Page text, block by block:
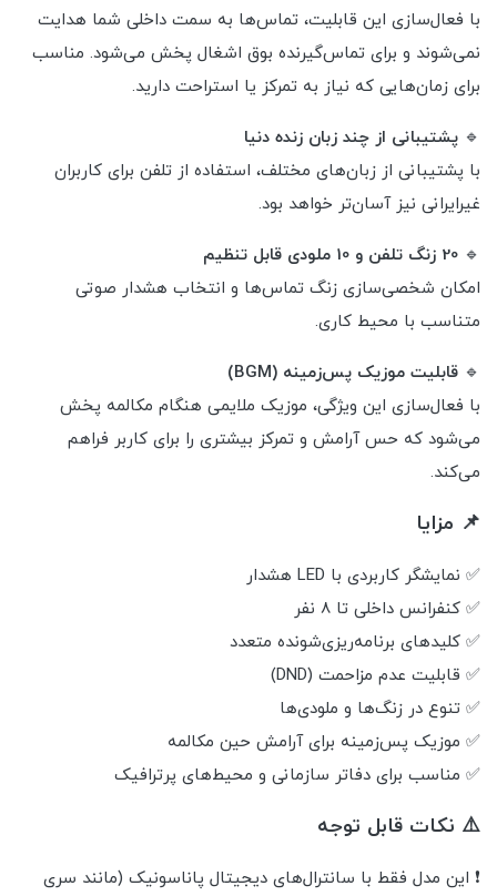
با فعال‌سازی این قابلیت، تماس‌ها به سمت داخلی شما هدایت
نمی‌شوند و برای تماس‌گیرنده بوق اشغال پخش می‌شود. مناسب
برای زمان‌هایی که نیاز به تمرکز یا استراحت دارید.
🔹 پشتیبانی از چند زبان زنده دنیا
با پشتیبانی از زبان‌های مختلف، استفاده از تلفن برای کاربران
غیرایرانی نیز آسان‌تر خواهد بود.
🔹
امکان شخصی‌سازی زنگ تماس‌ها و انتخاب هشدار صوتی
متناسب با محیط کاری.
🔹 قابلیت موزیک پس‌زمینه (BGM)
با فعال‌سازی این ویژگی، موزیک ملایمی هنگام مکالمه پخش
می‌شود که حس آرامش و تمرکز بیشتری را برای کاربر فراهم
می‌کند.
📌 مزایا
✅ نمایشگر کاربردی با LED هشدار
✅ کنفرانس داخلی تا 8 نفر
✅ کلیدهای برنامه‌ریزی‌شونده متعدد
✅ قابلیت عدم مزاحمت (DND)
✅ تنوع در زنگ‌ها و ملودی‌ها
✅ موزیک پس‌زمینه برای آرامش حین مکالمه
✅ مناسب برای دفاتر سازمانی و محیط‌های پرترافیک
⚠️ نکات قابل توجه
❗ این مدل فقط با سانترال‌های دیجیتال پاناسونیک (مانند سری